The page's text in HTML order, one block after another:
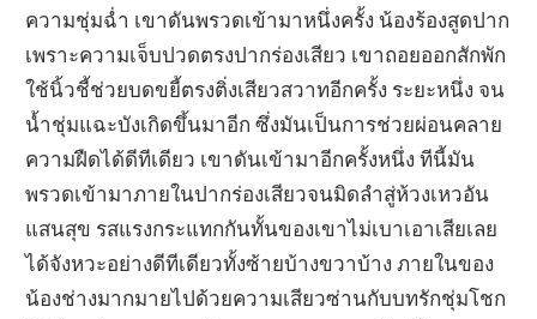
ความชุ่มฉ่ำ เขาดันพรวดเข้ามาหนึ่งครั้ง น้องร้องสูดปาก
เพราะความเจ็บปวดตรงปากร่องเสียว เขาถอยออกสักพัก
ใช้นิ้วชี้ช่วยบดขยี้ตรงติ่งเสียวสวาทอีกครั้ง ระยะหนึ่ง จน
น้ำชุ่มแฉะบังเกิดขึ้นมาอีก ซึ่งมันเป็นการช่วยผ่อนคลาย
ความฝืดได้ดีทีเดียว เขาดันเข้ามาอีกครั้งหนึ่ง ทีนี้มัน
พรวดเข้ามาภายในปากร่องเสียวจนมิดลำสู่ห้วงเหวอัน
แสนสุข รสแรงกระแทกกันทั้นของเขาไม่เบาเอาเสียเลย
ได้จังหวะอย่างดีทีเดียวทั้งซ้ายบ้างขวาบ้าง ภายในของ
น้องช่างมากมายไปด้วยความเสียวซ่านกับบทรักชุ่มโชก